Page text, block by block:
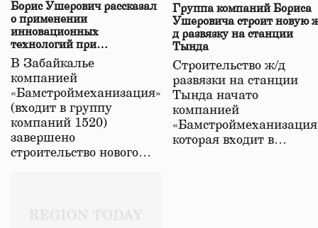
Борис Ушерович рассказал
о применении
инновационных
технологий при
строительстве нового моста
в Забайкалье
В Забайкалье
компанией
«Бамстроймеханизация»
(входит в группу
компаний 1520)
завершено
строительство нового…
Группа компаний Бориса
Ушеровича строит новую
д развязку на станции
Тында
Строительство ж/д
развязки на станции
Тында начато
компанией
которая входит в…